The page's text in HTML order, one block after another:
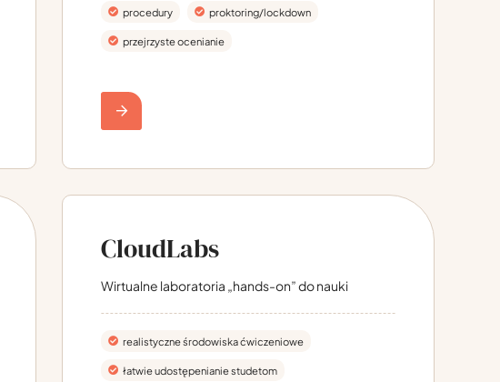
procedury proktoring/lockdown
przejrzyste ocenianie
CloudLabs
Wirtualne laboratoria „hands-on” do nauki
realistyczne środowiska ćwiczeniowe
łatwie udostępenianie studetom